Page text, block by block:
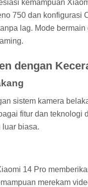
kemampuan
750 dan konfigurasi
lag. Mode
dengan
sistem kamera
fitur dan teknologi
luar biasa.
14 Pro
merekam